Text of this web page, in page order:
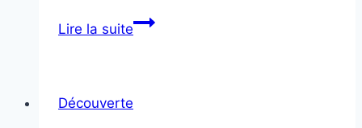
Lire la suiteReya
« Say
Découverte